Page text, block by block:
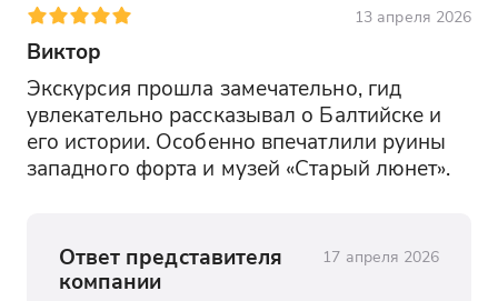
13 апреля 2026
Виктор
Экскурсия прошла замечательно, гид
увлекательно рассказывал о Балтийске и
его истории. Особенно впечатлили руины
западного форта и музей «Старый люнет».
Ответ представителя
компании
17 апреля 2026